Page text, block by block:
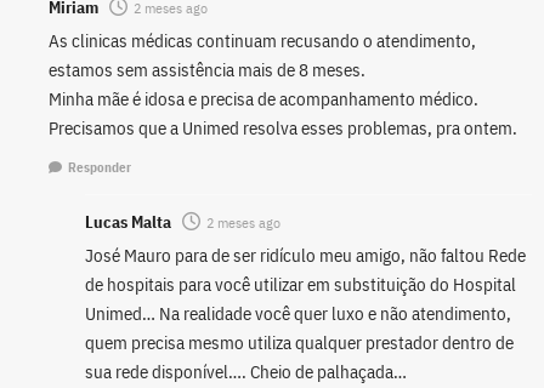
Miriam 2 meses ago
As clinicas médicas continuam recusando o atendimento,
estamos sem assistência mais de 8 meses.
Minha mãe é idosa e precisa de acompanhamento médico.
Precisamos que a Unimed resolva esses problemas, pra ontem.
Responder
Lucas Malta 2 meses ago
José Mauro para de ser ridículo meu amigo, não faltou Rede
de hospitais para você utilizar em substituição do Hospital
Unimed… Na realidade você quer luxo e não atendimento,
quem precisa mesmo utiliza qualquer prestador dentro de
sua rede disponível…. Cheio de palhaçada…